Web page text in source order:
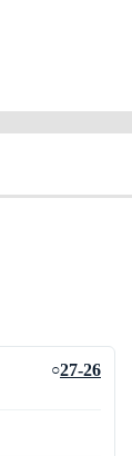
○27-26